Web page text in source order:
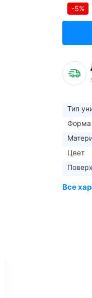
-5%
Тип
Форма
Цвет